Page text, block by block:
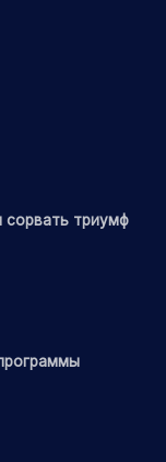
сорвать триумф